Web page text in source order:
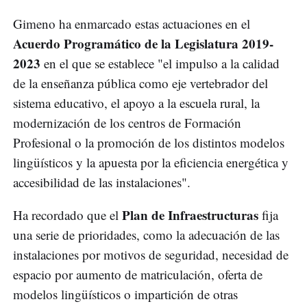
Gimeno ha enmarcado estas actuaciones en el
Acuerdo Programático de la Legislatura 2019-
2023 en el que se establece "el impulso a la calidad
de la enseñanza pública como eje vertebrador del
sistema educativo, el apoyo a la escuela rural, la
modernización de los centros de Formación
Profesional o la promoción de los distintos modelos
lingüísticos y la apuesta por la eficiencia energética y
accesibilidad de las instalaciones".
Ha recordado que el Plan de Infraestructuras fija
una serie de prioridades, como la adecuación de las
instalaciones por motivos de seguridad, necesidad de
espacio por aumento de matriculación, oferta de
modelos lingüísticos o impartición de otras